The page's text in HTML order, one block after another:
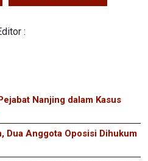
:
Nanjing dalam Kasus
Dua Anggota Oposisi Dihukum